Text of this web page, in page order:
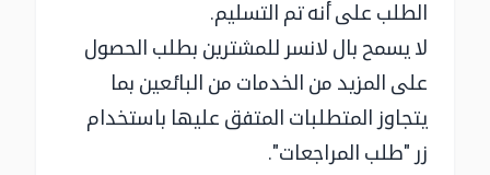
الطلب على أنه تم التسليم.
لا يسمح بال لانسر للمشترين بطلب الحصول
على المزيد من الخدمات من البائعين بما
يتجاوز المتطلبات المتفق عليها باستخدام
زر "طلب المراجعات".